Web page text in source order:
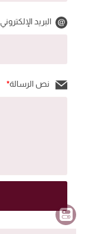
البريد الإلكتروني
نص الرسالة*